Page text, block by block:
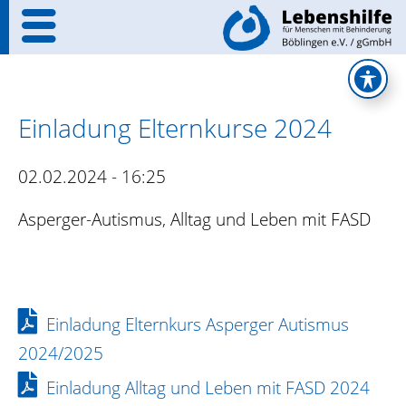
Einladung Elternkurse 2024
02.02.2024 - 16:25
Asperger-Autismus, Alltag und Leben mit FASD
Einladung Elternkurs Asperger Autismus
2024/2025
Einladung Alltag und Leben mit FASD 2024